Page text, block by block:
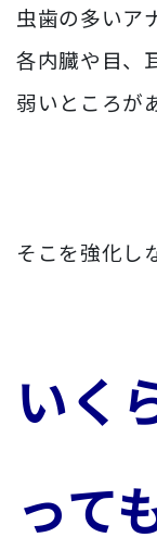
虫歯の多いア
各内臓や目、
弱いところが
そこを強化し
いく
って